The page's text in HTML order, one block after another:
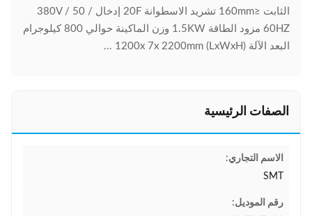
الثابت ≤160mm تشريد الاسطوانة 20F إدخال 380V / 50 /
60HZ مزود الطاقة 1.5KW وزن الماكينة حوالي 800 كيلوجرام
البعد الآلة (LxWxH) 1200x 7x 2200mm ...
الصفات الرئيسية
الاسم التجاري:
SMT
رقم الموديل: